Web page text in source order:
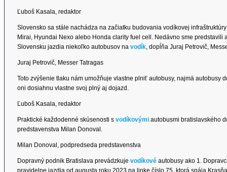
Ľuboš Kasala, redaktor
Slovensko sa stále nachádza na začiatku budovania vodíkovej
Mirai, Hyundai Nexo alebo Honda clarity fuel cell. Nedávno sme
Slovensku jazdia niekoľko autobusov na vodík , dopĺňa Juraj Petrovič,
Juraj Petrovič, Messer Tatragas
Toto zvýšenie tlaku nám umožňuje vlastne plniť autobusy, najmä autobusy
oni dosiahnu vlastne svoj plný aj dojazd.
Ľuboš Kasala, redaktor
Praktické každodenné skúsenosti s vodíkovými autobusmi bratislavského
predstavenstva Milan Donoval.
Milan Donoval, podpredseda predstavenstva
Dopravný podnik Bratislava prevádzkuje vodíkové autobusy ako 1.
pravidelne jazdia od augusta roku 2023 na linke číslo 75, ktorá spája